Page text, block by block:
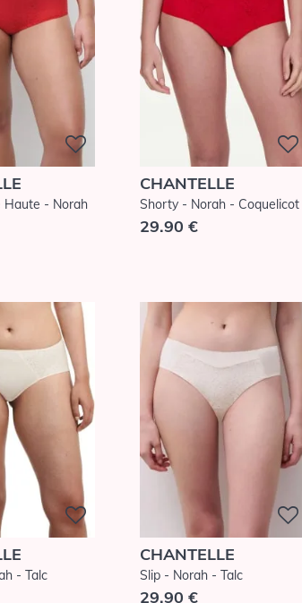
Haute - Norah
CHANTELLE
Shorty - Norah - Coquelicot
29.90 €
- Talc
CHANTELLE
Slip - Norah - Talc
29.90 €